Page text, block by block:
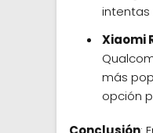
intentas
Xiaomi
más
opción